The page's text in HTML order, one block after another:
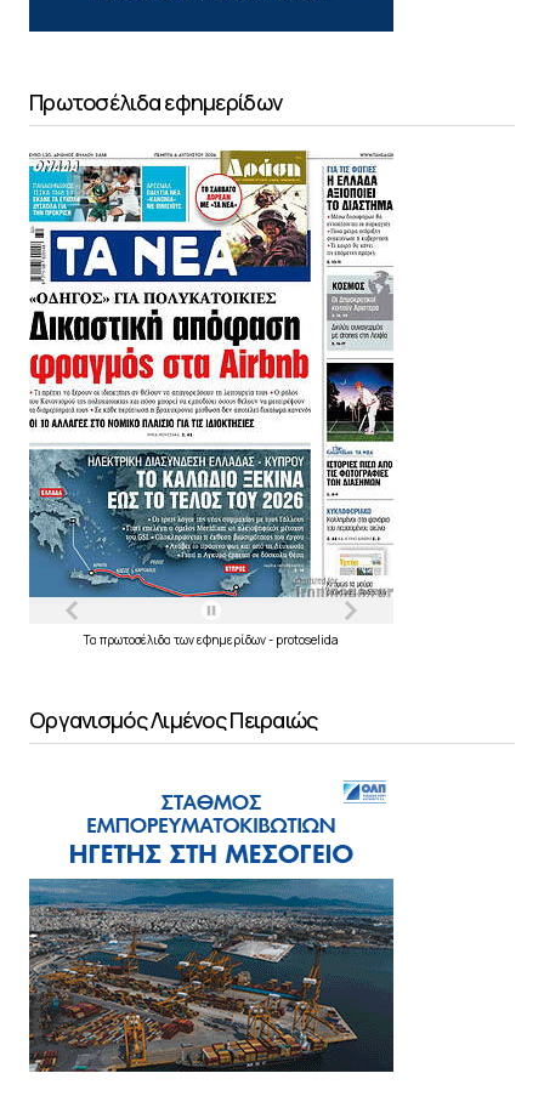
Πρωτοσέλιδα εφημερίδων
Τα πρωτοσέλιδα τωνεφημερίδων- protoselida
Οργανισμός Λιμένος Πειραιώς